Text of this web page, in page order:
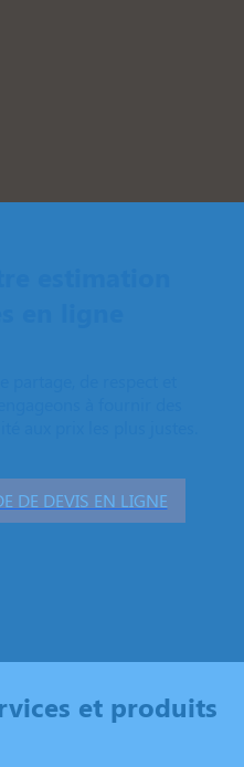
DE DEVIS EN LIGNE
et produits